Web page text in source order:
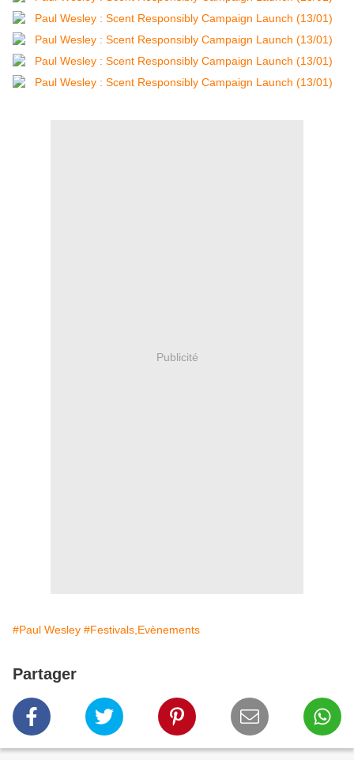
Publicité
#Paul Wesley #Festivals,Evènements
Partager